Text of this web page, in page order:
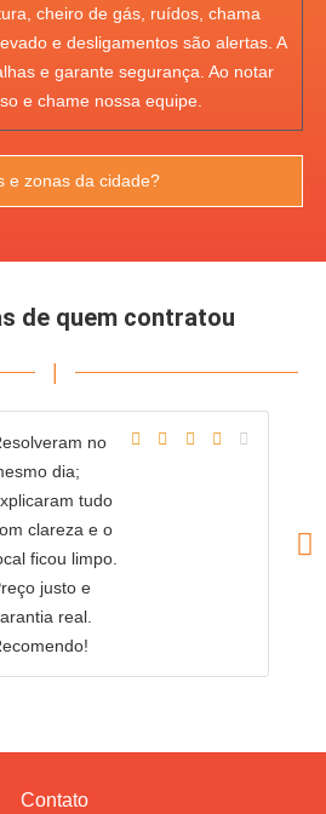
cheiro de gás, ruídos, chama
e desligamentos são alertas. A
e garante segurança. Ao notar
e chame nossa equipe.
e zonas da cidade?
de quem contratou
no
dia;
tudo
clareza e o
ficou limpo.
justo e
real.
Contato